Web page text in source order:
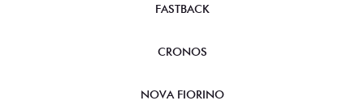
FASTBACK
CRONOS
NOVA FIORINO